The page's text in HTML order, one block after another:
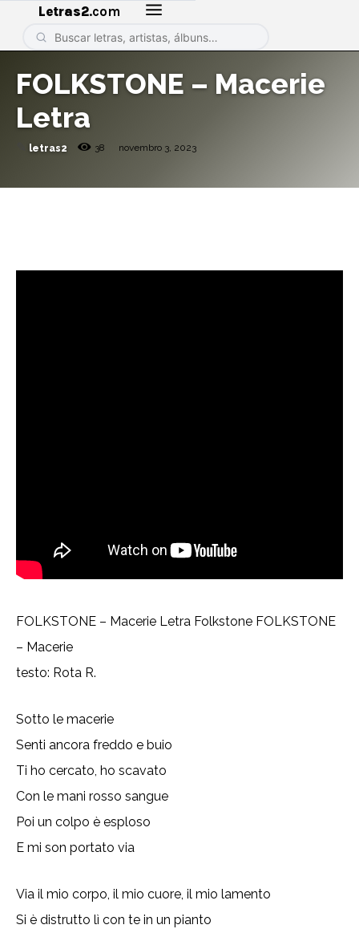
Letras2.com
FOLKSTONE – Macerie
Letra
letras2 38 novembro 3, 2023
FOLKSTONE – Macerie Letra Folkstone FOLKSTONE
– Macerie
testo: Rota R.
Sotto le macerie
Senti ancora freddo e buio
Ti ho cercato, ho scavato
Con le mani rosso sangue
Poi un colpo è esploso
E mi son portato via
Via il mio corpo, il mio cuore, il mio lamento
Si è distrutto lì con te in un pianto